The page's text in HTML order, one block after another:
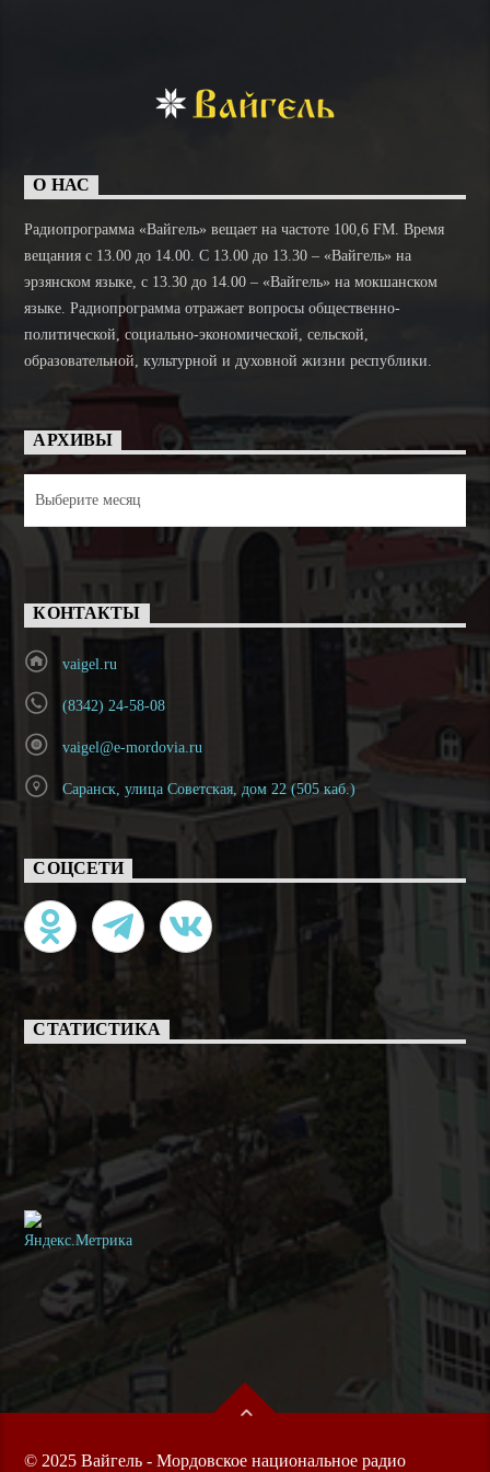
О НАС
Радиопрограмма «Вайгель» вещает на частоте 100,6 FM. Время
вещания с 13.00 до 14.00. C 13.00 до 13.30 – «Вайгель» на
эрзянском языке, с 13.30 до 14.00 – «Вайгель» на мокшанском
языке. Радиопрограмма отражает вопросы общественно-
политической, социально-экономической, сельской,
образовательной, культурной и духовной жизни республики.
АРХИВЫ
КОНТАКТЫ
vaigel.ru
(8342) 24-58-08
vaigel@e-mordovia.ru
Саранск, улица Советская, дом 22 (505 каб.)
СОЦСЕТИ
СТАТИСТИКА
© 2025 Вайгель - Мордовское национальное радио